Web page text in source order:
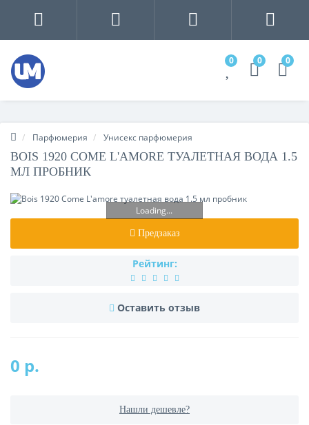
0 0 0
Парфюмерия Унисекс парфюмерия
BOIS 1920 COME L'AMORE ТУАЛЕТНАЯ ВОДА 1.5
МЛ ПРОБНИК
Loading...
Предзаказ
Рейтинг:
Оставить отзыв
0 р.
Нашли дешевле?